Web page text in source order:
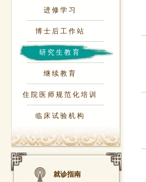
进修学习
博士后工作站
研究生教育
继续教育
住院医师规范化培训
临床试验机构
就诊指南